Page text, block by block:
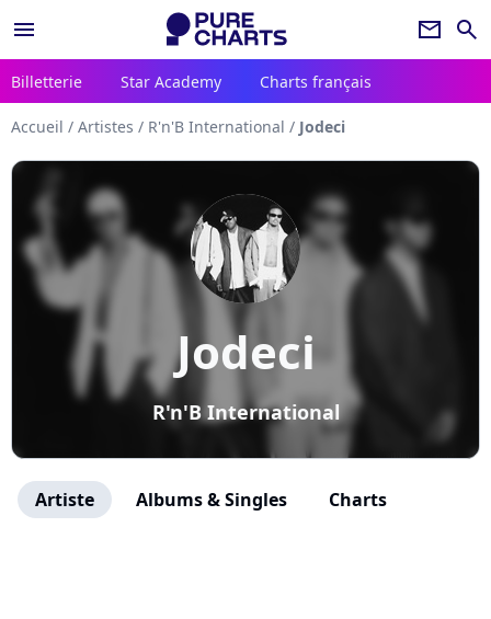
menu newsletter search
Billetterie Star Academy Charts français
Accueil / Artistes / R'n'B International / Jodeci
Jodeci
R'n'B International
Artiste Albums & Singles Charts